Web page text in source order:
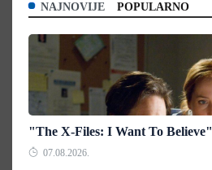
NAJNOVIJE POPULARNO
"The X-Files: I Want To
07.08.2026.